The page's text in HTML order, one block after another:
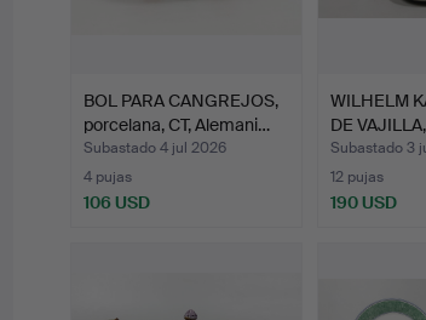
BOL PARA CANGREJOS,
porcelana, CT, Alemani…
Subastado 4 jul 2026
4 pujas
106 USD
WILHELM
DE
Subastado 3
12 pujas
190 USD